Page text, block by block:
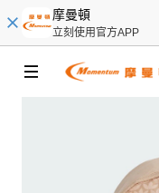
摩曼頓
立刻使用官方APP